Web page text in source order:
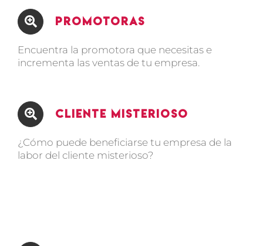
Promotoras
Encuentra la promotora que necesitas e
incrementa las ventas de tu empresa.
Cliente Misterioso
¿Cómo puede beneficiarse tu empresa de la
labor del cliente misterioso?